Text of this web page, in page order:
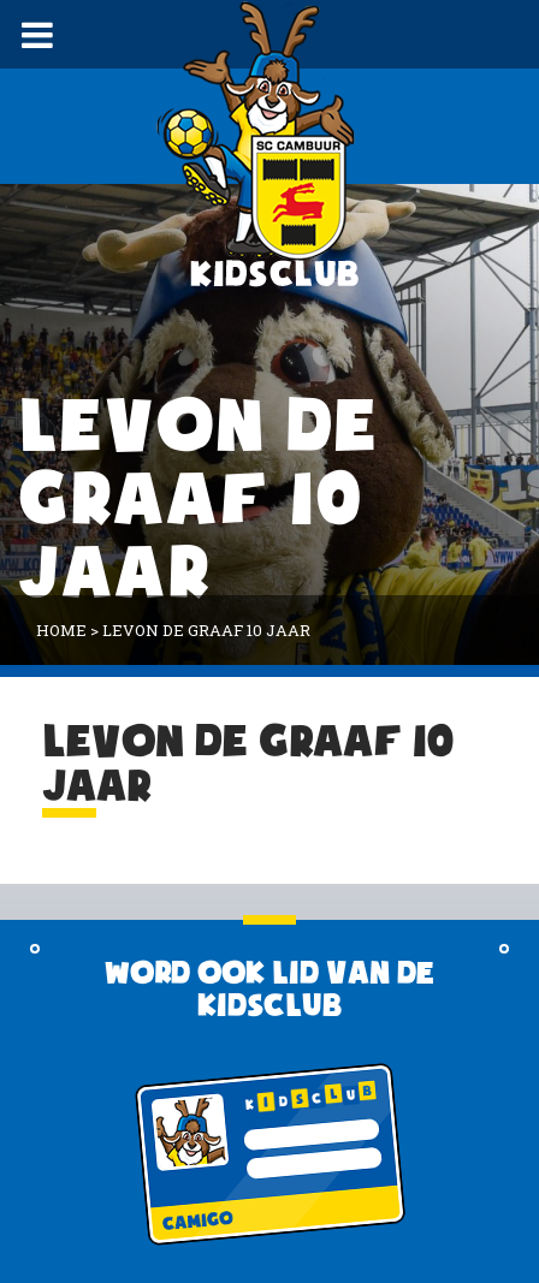
LEVON DE
GRAAF 10
JAAR
HOME >LEVON DE GRAAF 10 JAAR
LEVON DE GRAAF 10
JAAR
Word ook lid van de
KidsClub